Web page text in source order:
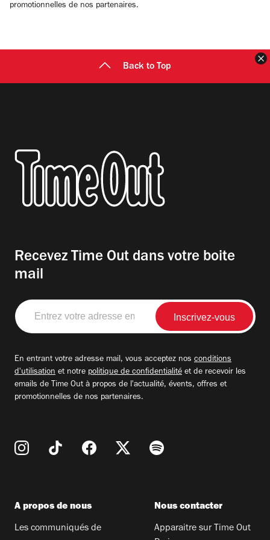
promotionnelles de nos partenaires.
Back to Top
Recevez Time Out dans votre boite
mail
Entrez
votre
adresse
En entrant votre adresse mail, vous acceptez nos conditions
d'utilisation et notre politique de confidentialité et de recevoir les
emails de Time Out à propos de l'actualité, évents, offres et
promotionnelles de nos partenaires.
A propos de nous
Les communiqués de
Nous contacter
Apparaitre sur Time Out